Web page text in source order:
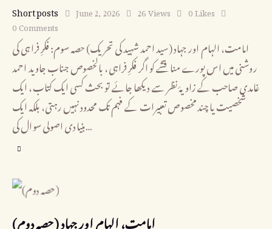
Short posts June 2, 2026 26Views 0Likes
0Comments
امامت، الہام اور جہاد (سید احمد شہید کی تحریک) حصہ سوم: فکرِ فراہی کی
روشنی میں اس پورے مناقشے کو اگر فکرِ فراہی، بالخصوص جناب جاوید احمد
غامدی صاحب کے زاویۂ نظر سے دیکھا جائے تو بحث کسی ایک کتاب، ایک
شخصیت یا چند مخصوص تعبیرات کے فہم تک محدود نہیں رہتی، بلکہ ایک
بنیادی اصولی سوال کی…
(حصہ دوم) امامت، الہام اور جہاد